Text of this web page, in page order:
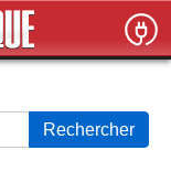
Rechercher